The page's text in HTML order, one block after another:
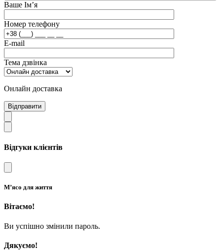
Ваше Ім’я
Номер телефону
E-mail
Тема дзвінка
Онлайн доставка
Відправити
Відгуки клієнтів
М’ясо для життя
Вітаємо!
Ви успішно змінили пароль.
Дякуємо!